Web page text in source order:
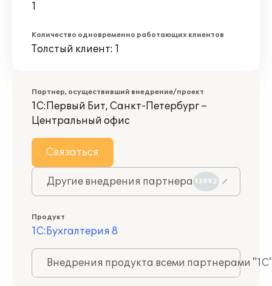
1
Количество одновременно работающих клиентов
Толстый клиент: 1
Партнер, осуществивший внедрение/проект
1С:Первый Бит, Санкт-Петербург –
Центральный офис
Связаться
Другие внедрения партнера 13992
Продукт
1С:Бухгалтерия 8
Внедрения продукта всеми партнерами